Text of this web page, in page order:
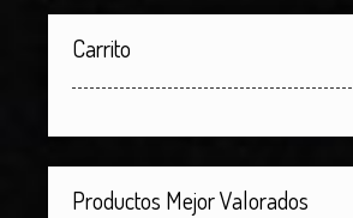
Carrito
Productos Mejor Valorados